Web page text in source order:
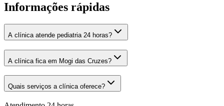
Informações rápidas
A clínica atende pediatria 24 horas?
A clínica fica em Mogi das Cruzes?
Quais serviços a clínica oferece?